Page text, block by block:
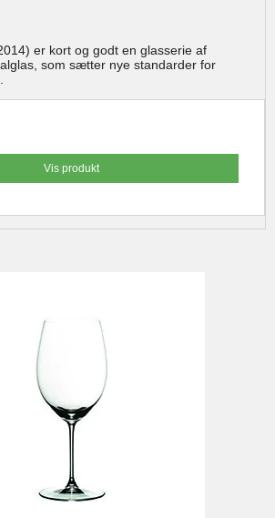
er kort og godt en glasserie af
som sætter nye standarder for
Vis produkt